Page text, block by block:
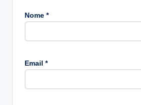
Nome *
Email *
e